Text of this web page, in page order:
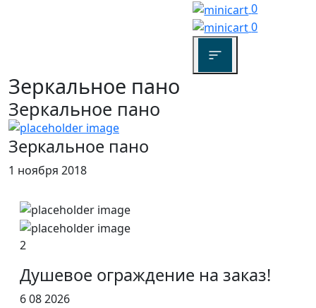
0
0
Зеркальное пано
Зеркальное пано
Зеркальное пано
1 ноября 2018
2
Душевое ограждение на заказ!
6 08 2026